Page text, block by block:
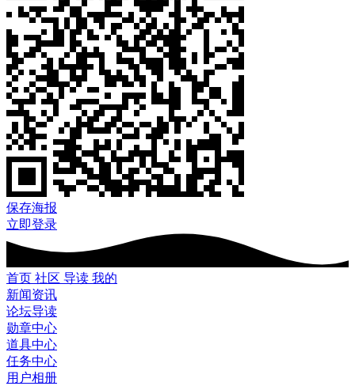
保存海报
立即登录
首页 社区 导读 我的
新闻资讯
论坛导读
勋章中心
道具中心
任务中心
用户相册